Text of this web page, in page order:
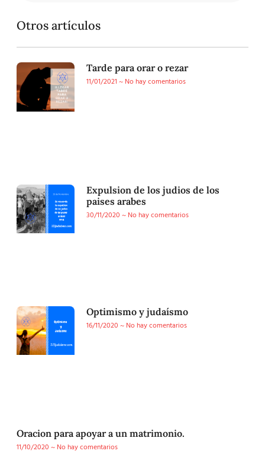
Otros artículos
Tarde para orar o rezar
11/01/2021
No hay comentarios
Expulsion de los judios de los
paises arabes
30/11/2020
No hay comentarios
Optimismo y judaísmo
16/11/2020
No hay comentarios
Oracion para apoyar a un matrimonio.
11/10/2020
No hay comentarios